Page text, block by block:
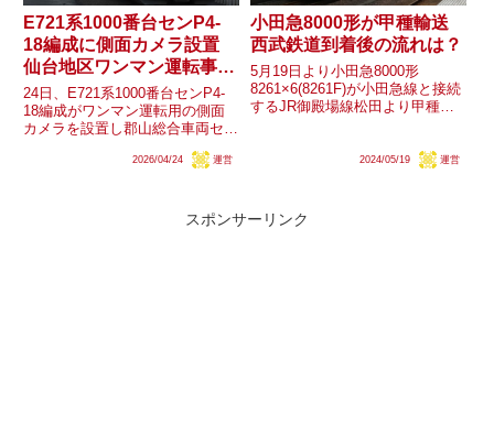
E721系1000番台センP4-
18編成に側面カメラ設置
仙台地区ワンマン運転事情
はどうなる？
24日、E721系1000番台センP4-
18編成がワンマン運転用の側面
カメラを設置し郡山総合車両セン
ンター所属車が使用される交流電
2026/04/24 運営
小田急8000形が甲種輸送
西武鉄道到着後の流れは？
5月19日より小田急8000形
8261×6(8261F)が小田急線と接続
するJR御殿場線松田より甲種輸
度から導入予定であることから西
2024/05/19 運営
スポンサーリンク